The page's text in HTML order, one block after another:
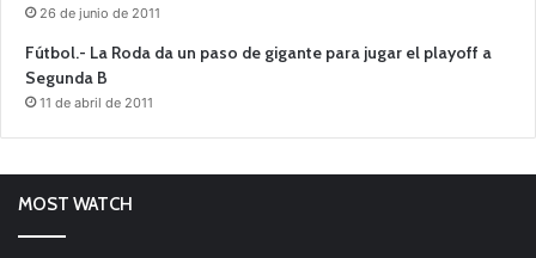
26 de junio de 2011
Fútbol.- La Roda da un paso de gigante para jugar el playoff a
Segunda B
11 de abril de 2011
MOST WATCH